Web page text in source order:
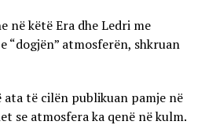
në këtë Era dhe Ledri me
“dogjën” atmosferën, shkruan
të cilën publikuan pamje në
se atmosfera ka qenë në kulm.